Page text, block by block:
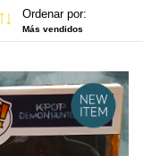
Ordenar por:
Más vendidos